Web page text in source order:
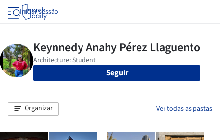
Iniciar sessão
Seguir
Organizar Ver todas as pastas